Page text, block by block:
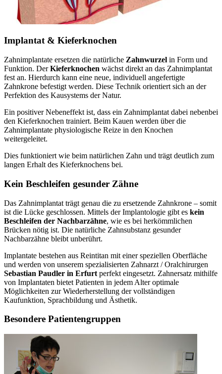
Implantat & Kieferknochen
Zahnimplantate ersetzen die natürliche Zahnwurzel in Form und
Funktion. DerKieferknochen wächst direkt an das Zahnimplantat
fest an. Hierdurch kann eine neue, individuell angefertigte
Zahnkrone befestigt werden. Diese Technik orientiert sich an der
Perfektion des Kausystems der Natur.
Ein positiver Nebeneffekt ist, dass ein Zahnimplantat dabei nebenbei
den Kieferknochen trainiert. Beim Kauen werden über die
Zahnimplantate physiologische Reize in den Knochen
weitergeleitet.
Dies funktioniert wie beim natürlichen Zahn und trägt deutlich zum
langen Erhalt des Kieferknochens bei.
Kein Beschleifen gesunder Zähne
Das Zahnimplantat trägt genau die zu ersetzende Zahnkrone – somit
ist die Lücke geschlossen. Mittels der Implantologie gibt es kein
Beschleifen der Nachbarzähne, wie es bei herkömmlichen
Brücken nötig ist. Die natürliche Zahnsubstanz gesunder
Nachbarzähne bleibt unberührt.
Implantate bestehen aus Reintitan mit einer speziellen Oberfläche
und werden von unserem spezialisierten Zahnarzt / Oralchirurgen
Sebastian Paudler in Erfurt perfekt eingesetzt. Zahnersatz mithilfe
von Implantaten bietet Patienten in jedem Alter optimale
Möglichkeiten zur Wiederherstellung der vollständigen
Kaufunktion, Sprachbildung und Ästhetik.
Besondere Patientengruppen